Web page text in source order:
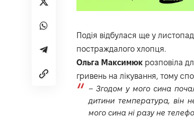
Подія відбулася ще у
постраждалого хлопця.
Ольга Максимюк розповіла
гривень на лікування, тому
– Згодом у мого сина
дитини температура, він
мого сина ні разу не